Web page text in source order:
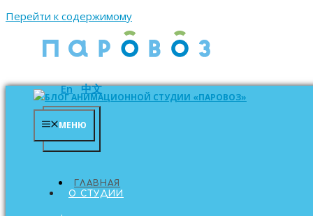
Перейти к содержимому
En 中文
МЕНЮ
ГЛАВНАЯ
МЕНЮ
О СТУДИИ